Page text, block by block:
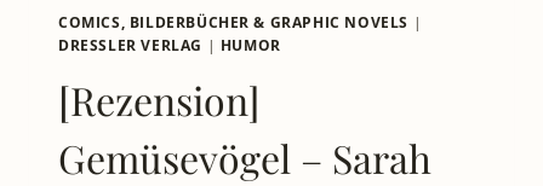
COMICS, BILDERBÜCHER & GRAPHIC NOVELS |
DRESSLER VERLAG | HUMOR
[Rezension]
Gemüsevögel – Sarah